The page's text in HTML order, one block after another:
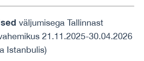
väljumisega Tallinnast
21.11.2025-30.04.2026
Istanbulis)